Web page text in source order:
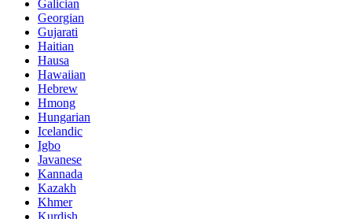
Galician
Georgian
Gujarati
Haitian
Hausa
Hawaiian
Hebrew
Hmong
Hungarian
Icelandic
Igbo
Javanese
Kannada
Kazakh
Khmer
Kurdish